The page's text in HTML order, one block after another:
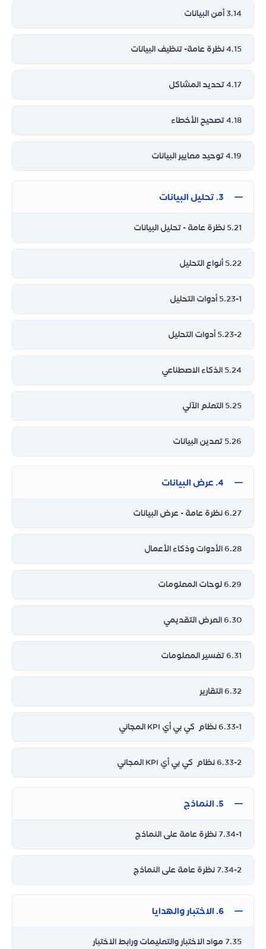
3.14 أمن البيانات
4.15 نظرة عامة- تنظيف البيانات
4.17 تحديد المشاكل
4.18 تصحيح الأخطاء
4.19 توحيد معايير البيانات
3. تحليل البيانات
5.21 نظرة عامة - تحليل البيانات
5.22 أنواع التحليل
5.23-1 أدوات التحليل
5.23-2 أدوات التحليل
5.24 الذكاء الاصطناعي
5.25 التعلم الآلي
5.26 تعدين البيانات
4. عرض البيانات
6.27 نظرة عامة - عرض البيانات
6.28 الأدوات وذكاء الأعمال
6.29 لوحات المعلومات
6.30 العرض التقديمي
6.31 تفسير المعلومات
6.32 التقارير
6.33-1 نظام كي بي أي KPI المجاني
6.33-2 نظام كي بي أي KPI المجاني
5. النماذج
7.34-1 نظرة عامة على النماذج
7.34-2 نظرة عامة على النماذج
6. الاختبار والهدايا
7.35 مواد الاختبار والتعليمات ورابط الاختبار